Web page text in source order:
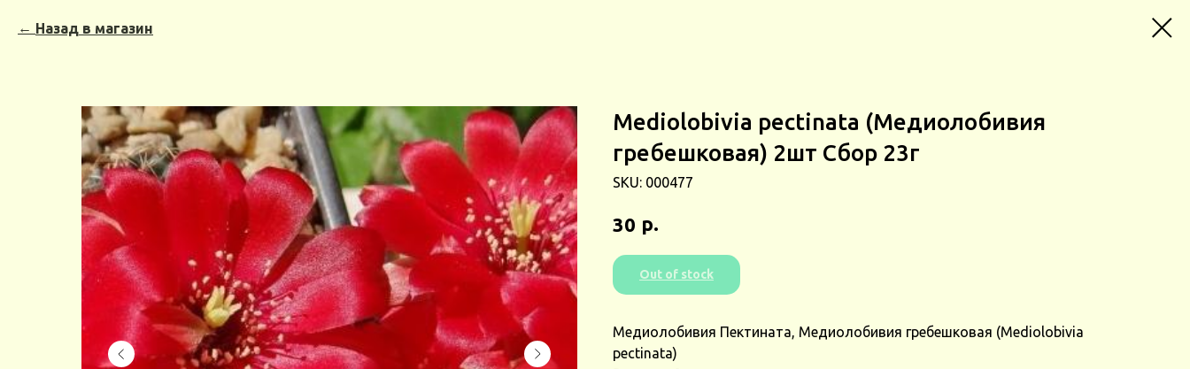
Назад в магазин
Mediolobivia pectinatа (Медиолобивия
гребешковая) 2шт Сбор 23г
SKU: 000477
30 р.
Out of stock
Медиолобивия Пектината, Медиолобивия гребешковая (Mediolobivia
pectinatа)